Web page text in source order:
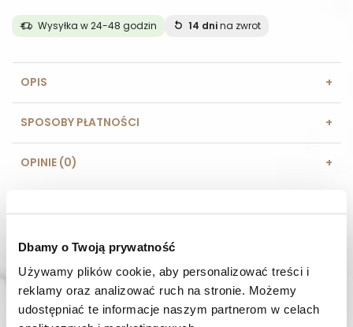
Dbamy o Twoją prywatność
Używamy plików cookie, aby personalizować treści i
reklamy oraz analizować ruch na stronie. Możemy
udostępniać te informacje naszym partnerom w celach
Wysyłka w 24-48 godzin 14 dnina zwrot
OPIS
SPOSOBY PŁATNOŚCI
OPINIE (0)
MASZ PYTANIE? Zadzwoń do nas :
godziny 15:00. +48 537 238 431
SZYBKA WYSYŁKA
Zamówienia wysyłamy w ciągu 1-2 dni
ZAKUPY BEZ RYZYKA